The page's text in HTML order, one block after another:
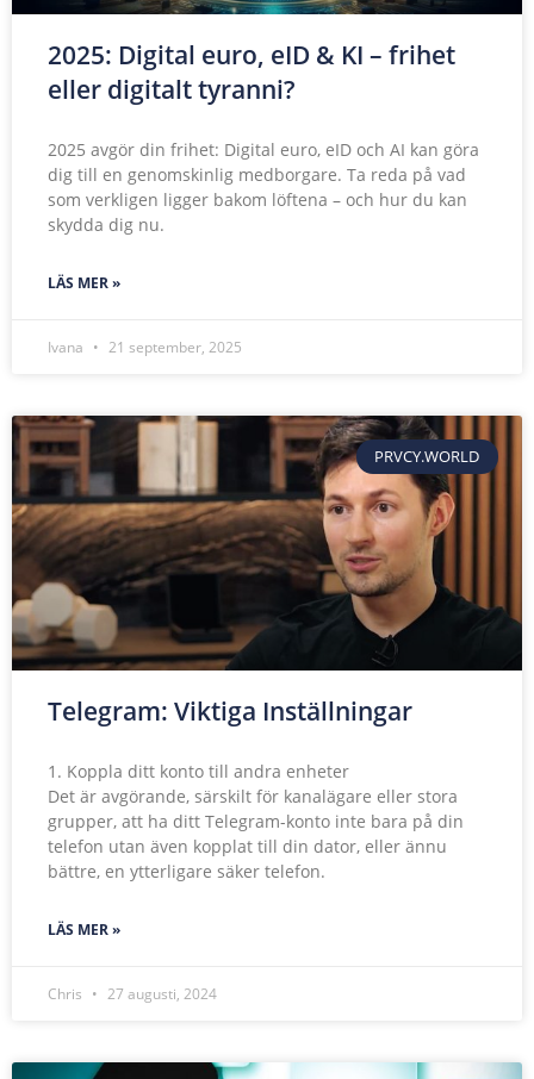
2025: Digital euro, eID & KI – frihet
eller digitalt tyranni?
2025 avgör din frihet: Digital euro, eID och AI kan göra
dig till en genomskinlig medborgare. Ta reda på vad
som verkligen ligger bakom löftena – och hur du kan
skydda dig nu.
LÄS MER »
Ivana 21 september, 2025
PRVCY.WORLD
Telegram: Viktiga Inställningar
1. Koppla ditt konto till andra enheter
Det är avgörande, särskilt för kanalägare eller stora
grupper, att ha ditt Telegram-konto inte bara på din
telefon utan även kopplat till din dator, eller ännu
bättre, en ytterligare säker telefon.
LÄS MER »
Chris 27 augusti, 2024